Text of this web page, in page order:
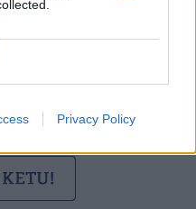
Privacy Policy